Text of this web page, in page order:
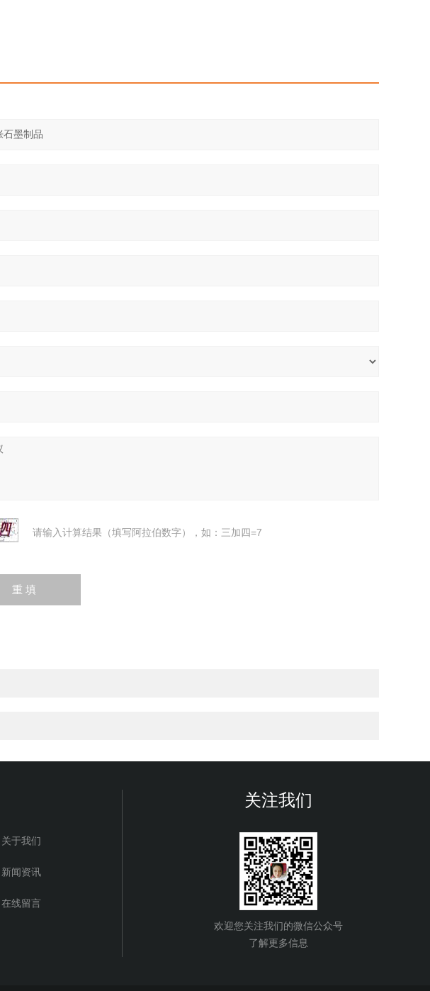
请输入计算结果（填写阿拉伯数字），如：三加四=7
关于我们
新闻资讯
在线留言
关注我们
欢迎您关注我们的微信公众号
了解更多信息